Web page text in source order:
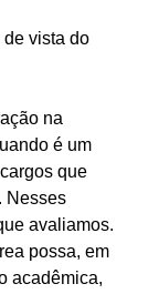
vista do
na
é um
que
Nesses
avaliamos.
possa, em
acadêmica,